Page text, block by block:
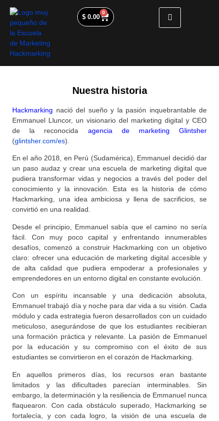
$0.00
0
Nuestra historia
Hackmarking nació del sueño y la pasión inquebrantable de
Emmanuel Lluncor, un visionario del marketing digital y CEO
de la reconocida agencia de marketing Glintsher
(glintsher.com/es).
En el año 2018, en Perú (Sudamérica), Emmanuel decidió dar
un paso audaz y crear una escuela de marketing digital que
pudiera transformar vidas y negocios a través del poder del
conocimiento y la innovación. Esta es la historia de cómo
Hackmarking, una idea ambiciosa y llena de sacrificios, se
convirtió en una realidad.
Desde el principio, Emmanuel sabía que el camino no sería
fácil. Con muy poco capital y enfrentando innumerables
desafíos, comenzó a construir Hackmarking con un objetivo
claro: ofrecer una educación de marketing digital accesible y
de alta calidad que pudiera empoderar a profesionales y
emprendedores en un entorno digital en constante evolución.
Con un espíritu incansable y una dedicación absoluta,
Emmanuel trabajó día y noche para dar vida a su visión. Cada
módulo y cada estrategia fueron desarrollados con un cuidado
meticuloso, asegurándose de que los estudiantes recibieran
una formación práctica y relevante. La pasión de Emmanuel
por la educación y su compromiso con el éxito de sus
estudiantes se convirtieron en el corazón de Hackmarking.
En aquellos primeros días, los recursos eran bastante
limitados y las dificultades parecían interminables. Sin
embargo, la determinación y la resiliencia de Emmanuel nunca
flaquearon. Con cada obstáculo superado, Hackmarking se
fortalecía, y con cada logro, la visión de una escuela de